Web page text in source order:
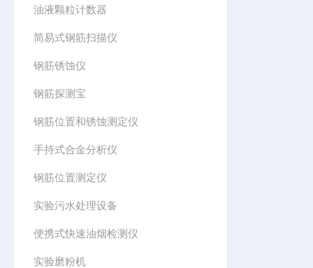
油液颗粒计数器
简易式钢筋扫描仪
钢筋锈蚀仪
钢筋探测宝
钢筋位置和锈蚀测定仪
手持式合金分析仪
钢筋位置测定仪
实验污水处理设备
便携式快速油烟检测仪
实验磨粉机